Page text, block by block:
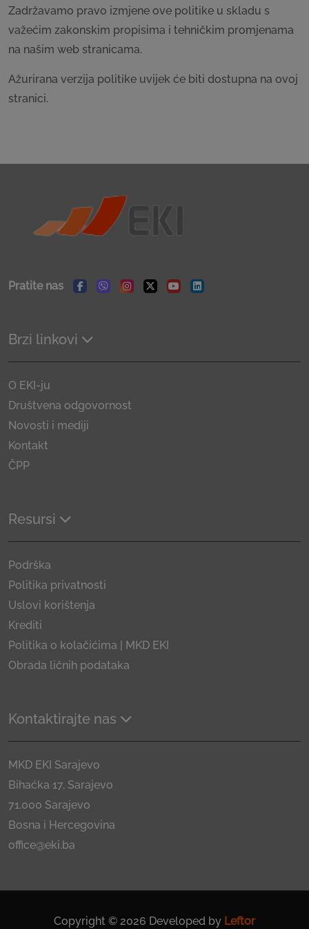
Zadržavamo pravo izmjene ove politike u skladu s
važećim zakonskim propisima i tehničkim promjenama
na našim web stranicama.
Ažurirana verzija politike uvijek će biti dostupna na ovoj
stranici.
Pratite nas
Facebook
ViberInstagram
TwitterYoutubeLinkedin
Brzi linkovi
O EKI-ju
Društvena odgovornost
Novosti i mediji
Kontakt
ČPP
Resursi
Podrška
Politika privatnosti
Uslovi korištenja
Krediti
Politika o kolačićima | MKD EKI
Obrada ličnih podataka
Kontaktirajte nas
MKD EKI Sarajevo
Bihaćka 17, Sarajevo
71.000 Sarajevo
Bosna i Hercegovina
office@eki.ba
Copyright © 2026 Developed by Leftor